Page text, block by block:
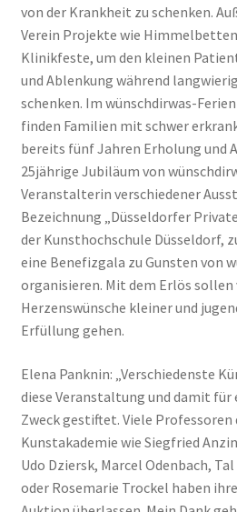
von der Krankheit zu schenken.
Verein Projekte wie
Klinikfeste, um den kleinen
und Ablenkung während
schenken. Im wünschdirwas-
finden Familien mit schwer
bereits fünf Jahren Erholung und
25jährige Jubiläum von
Veranstalterin verschiedener
Bezeichnung „Düsseldorfer
der Kunsthochschule Düsseldorf,
eine Benefizgala zu Gunsten von
organisieren. Mit dem Erlös
Herzenswünsche kleiner und
Erfüllung gehen.
Elena Panknin: „Verschiedenste
diese Veranstaltung und damit
Zweck gestiftet. Viele Professoren
Kunstakademie wie Siegfried
Udo Dziersk, Marcel Odenbach, Tal
oder Rosemarie Trockel haben